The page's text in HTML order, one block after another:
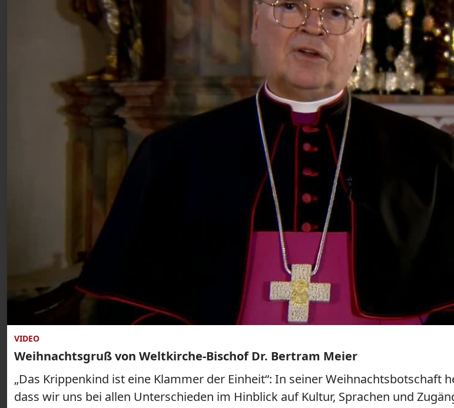
VIDEO
Weihnachtsgruß von Weltkirche-Bischof Dr. Bertram Meier
„Das Krippenkind ist eine Klammer der Einheit“: In seiner Weihnachtsbotschaft
dass wir uns bei allen Unterschieden im Hinblick auf Kultur, Sprachen und